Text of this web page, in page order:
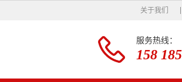
关于我们
服务热线：
158